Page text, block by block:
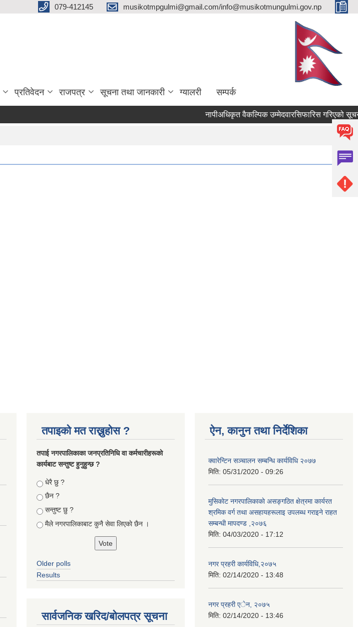
079-412145 musikotmpgulmi@gmail.com/info@musikotmungulmi.gov.np
प्रतिवेदन राजपत्र सूचना तथा जानकारी ग्यालरी सम्पर्क
नापीअधिकृत वैकल्पिक उम्मेदवारसिफारिस गरिएको सूचना।
तपाइको मत राख्नुहोस ?
तपा‌ई नगरपालिकाका जनप्रतिनिधि वा कर्मचारीहरूकाे
कार्यबाट सन्तुष्ट हुनुहुन्छ ?
Choices
धेरै छु ?
छैन ?
सन्तुष्ट छु ?
मैले नगरपालिकाबाट कुनै सेवा लिएकाे छैन ।
Older polls
Results
सार्वजनिक खरिद/बोलपत्र सूचना
ऐन, कानुन तथा निर्देशिका
क्वारेन्टिन सञ्चालन सम्बन्धि कार्यविधि २०७७
मिति: 05/31/2020 - 09:26
मुसिकाेट नगरपालिकाकाे असङ्गठित क्षेत्रमा कार्यरत
श्रमिक वर्ग तथा असहायहरूलाइ उपलब्ध गराइने राहत
सम्बन्धी मापदण्ड ,२०७६
मिति: 04/03/2020 - 17:12
नगर प्रहरी कार्यविधि,२०७५
मिति: 02/14/2020 - 13:48
नगर प्रहरी एेन, २०७५
मिति: 02/14/2020 - 13:46